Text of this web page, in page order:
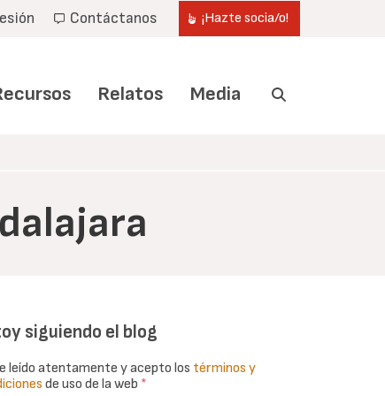
Contáctanos ¡Hazte socia/o!
Relatos Media
siguiendo el blog
leído atentamente y acepto los términos y
de uso de la web *